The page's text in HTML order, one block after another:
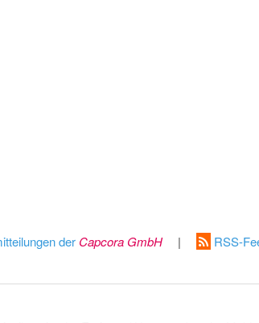
der Capcora GmbH | RSS-